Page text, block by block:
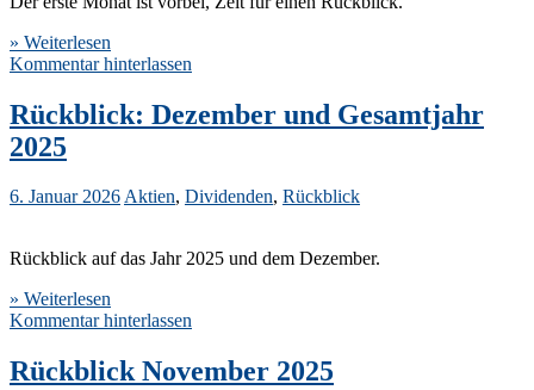
» Weiterlesen
Kommentar hinterlassen
Rückblick: Dezember und Gesamtjahr
2025
6. Januar 2026Aktien, Dividenden, Rückblick
Rückblick auf das Jahr 2025 und dem Dezember.
» Weiterlesen
Kommentar hinterlassen
Rückblick November 2025